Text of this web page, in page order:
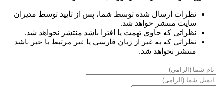
نظرات ارسال شده توسط شما، پس از تایید توسط مدیران
سایت منتشر خواهد شد.
نظراتی که حاوی تهمت یا افترا باشد منتشر نخواهد شد.
نظراتی که به غیر از زبان فارسی یا غیر مرتبط با خبر باشد
منتشر نخواهد شد.